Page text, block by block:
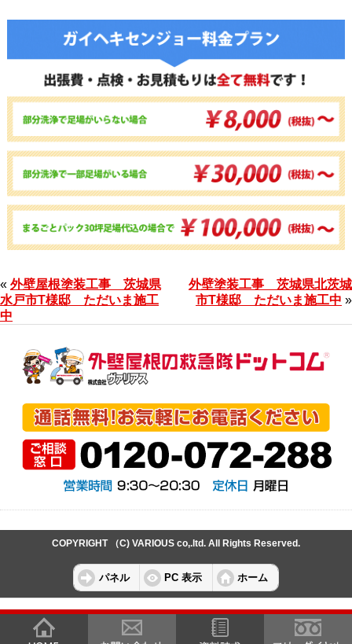
« 外壁屋根塗装工事 茨城県
水戸市T様邸 ただいま施工
中
外壁塗装工事 茨城県北茨城
市T様邸 ただいま施工中 »
COPYRIGHT （C) VARIOUS co,.ltd. All Rights Reserved.
パネル PC 表示 ホーム